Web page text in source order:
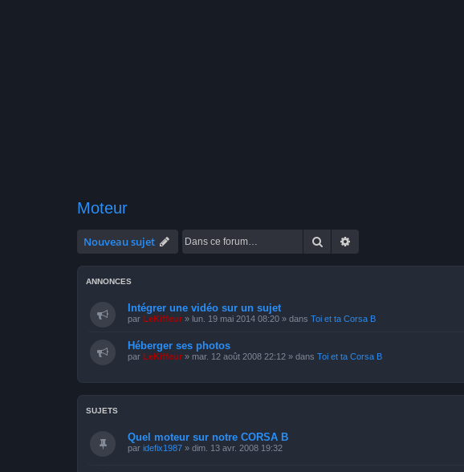
Moteur
Nouveau sujet Rechercher
ANNONCES
Intégrer une vidéo sur un sujet
par LeKiffeur » lun. 19 mai 2014 08:20 » dans Toi et ta Corsa B
Héberger ses photos
par LeKiffeur » mar. 12 août 2008 22:12 » dans Toi et ta Corsa B
SUJETS
Quel moteur sur notre CORSA B
par idefix1987 » dim. 13 avr. 2008 19:32